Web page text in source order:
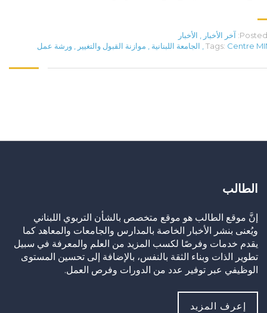
Posted آخر الأخبار , الأخبار
Tags: Centre
, الجامعة اللبنانية , موازنة القبول والتغيير , ورشة عمل
الطالب
إنَّ موقع الطالب هو موقع متخصص بالشأن التربوي اللبناني
ويُعنى بنشر الأخبار الخاصة بالمدارس والجامعات والمعاهد كما
يقدم خدمات وفرصًا لكسب المزيد من العلم والمعرفة في سبيل
تطوير الذات وبناء الثقة بالنفس، بالإضافة إلى تحسين المستوى
الوظيفي عبر توفير عدد من الدورات وفرص العمل.
إعرف المزيد